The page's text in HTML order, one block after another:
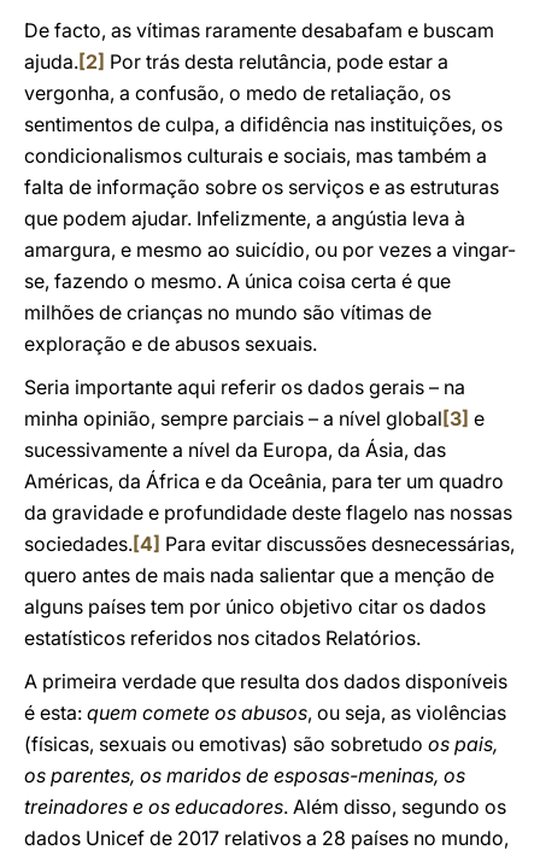
De facto, as vítimas raramente desabafam e buscam
ajuda.[2] Por trás desta relutância, pode estar a
vergonha, a confusão, o medo de retaliação, os
sentimentos de culpa, a difidência nas instituições, os
condicionalismos culturais e sociais, mas também a
falta de informação sobre os serviços e as estruturas
que podem ajudar. Infelizmente, a angústia leva à
amargura, e mesmo ao suicídio, ou por vezes a vingar-
se, fazendo o mesmo. A única coisa certa é que
milhões de crianças no mundo são vítimas de
exploração e de abusos sexuais.
Seria importante aqui referir os dados gerais – na
minha opinião, sempre parciais – a nível global [3] e
sucessivamente a nível da Europa, da Ásia, das
Américas, da África e da Oceânia, para ter um quadro
da gravidade e profundidade deste flagelo nas nossas
sociedades.[4] Para evitar discussões desnecessárias,
quero antes de mais nada salientar que a menção de
alguns países tem por único objetivo citar os dados
estatísticos referidos nos citados Relatórios.
A primeira verdade que resulta dos dados disponíveis
é esta: quem comete os abusos, ou seja, as violências
(físicas, sexuais ou emotivas) são sobretudo os pais,
os parentes, os maridos de esposas-meninas, os
treinadores e os educadores. Além disso, segundo os
dados Unicef de 2017 relativos a 28 países no mundo,